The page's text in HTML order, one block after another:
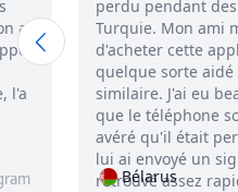
l'a en
Facebook
je connaisse
achetée
perdu son
comprendre
l'iPhone
téléphone, s'il
nous avons
l'interface.
Мексика